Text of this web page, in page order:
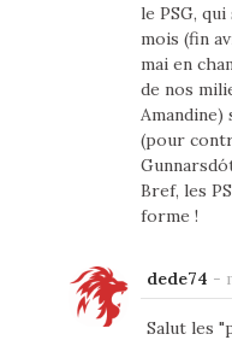
le PSG,
mois (fin
mai en
de nos
(pour
Bref, les
forme !
dede74 -
Salut les